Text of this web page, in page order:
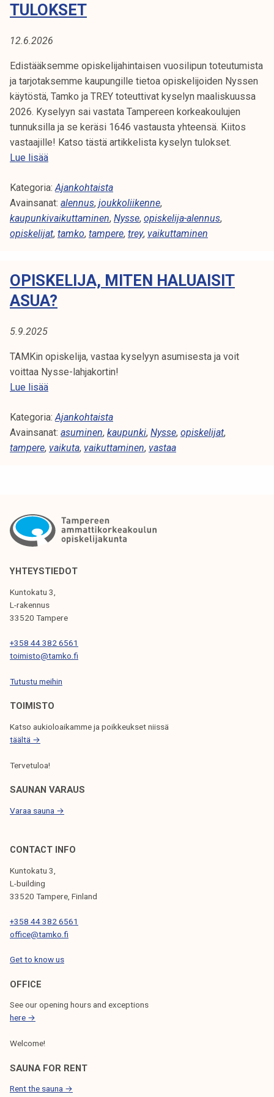
t
k
r
k
e
a
k
o
u
u
n
o
p
k
e
i
a
k
u
t
a
A
:
N
Y
S
S
E
TULOKSET
12.6.2026
Edistääksemme opiskelijahintaisen vuosilipun toteutumista
ja tarjotaksemme kaupungille tietoa opiskelijoiden Nyssen
käytöstä, Tamko ja TREY toteuttivat kyselyn maaliskuussa
2026. Kyselyyn sai vastata Tampereen korkeakoulujen
tunnuksilla ja se keräsi 1646 vastausta yhteensä. Kiitos
vastaajille! Katso tästä artikkelista kyselyn tulokset.
Lue lisääO
i
s
k
e
j
o
i
n
j
o
k
k
o
e
n
e
y
s
l
y
n
u
l
s
e
Kategoria:Ajankohtaista
Avainsanat: alennus, joukkoliikenne,
kaupunkivaikuttaminen, Nysse, opiskelija-alennus,
opiskelijat, tamko, tampere, trey, vaikuttaminen
OPISKELIJA, MITEN HALUAISIT
ASUA?
5.9.2025
TAMKin opiskelija, vastaa kyselyyn asumisesta ja voit
voittaa Nysse-lahjakortin!
Lue lisääO
i
s
k
a
,
i
e
n
a
l
u
i
s
a
s
a
Kategoria:Ajankohtaista
Avainsanat: asuminen, kaupunki, Nysse, opiskelijat,
tampere, vaikuta, vaikuttaminen, vastaa
YHTEYSTIEDOT
Kuntokatu 3,
L-rakennus
33520 Tampere
+358 44 382 6561
toimisto@tamko.fi
Tutustu meihin
TOIMISTO
Katso aukioloaikamme ja poikkeukset niissä
täältä →
Tervetuloa!
SAUNAN VARAUS
Varaa sauna →
CONTACT INFO
Kuntokatu 3,
L-building
33520 Tampere, Finland
+358 44 382 6561
office@tamko.fi
Get to know us
OFFICE
See our opening hours and exceptions
here →
Welcome!
SAUNA FOR RENT
Rent the sauna →